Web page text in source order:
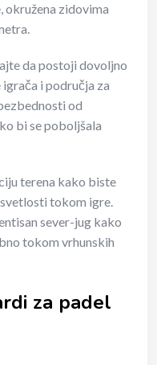
okružena zidovima
da postoji dovoljno
i područja za
od
bi se poboljšala
terena kako biste
tokom igre.
sever-jug kako
tokom vrhunskih
za padel